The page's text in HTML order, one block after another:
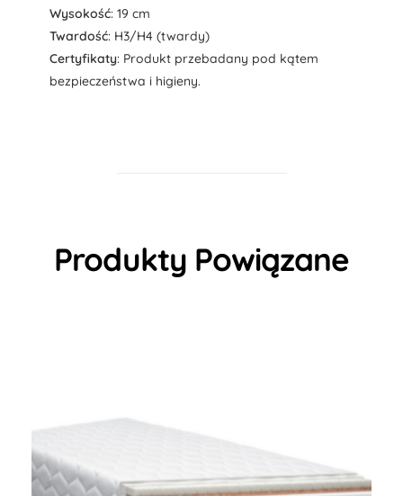
Wysokość: 19 cm
Twardość: H3/H4 (twardy)
Certyfikaty: Produkt przebadany pod kątem
bezpieczeństwa i higieny.
Produkty Powiązane